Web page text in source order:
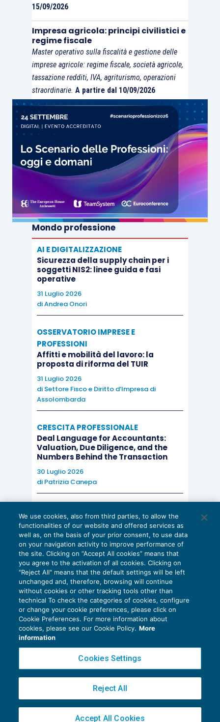
15/09/2026
Impresa agricola: principi civilistici e
regime fiscale
Master operativo sulla fiscalità e gestione delle
imprese agricole: regime fiscale, società agricole,
tassazione redditi, IVA, agriturismo, operazioni
straordinarie. A partire dal 10/09/2026
Mondo professione
AI E DIGITALIZZAZIONE
Sicurezza della supply chain per i
soggetti NIS2: linee guida e fasi
operative
31 Luglio 2026
diAndrea Onori
OSSERVATORIO IMPRESE E
PROFESSIONI
Affitti e mobilità del lavoro: la
proposta di riforma del TUIR
31 Luglio 2026
di Settore Fisco e Diritto d’Impresa di
Assolombarda
CRESCITA PROFESSIONALE
Deal Language for Accountants:
Valuation, Due Diligence, and the
Numbers Behind the Transaction
30 Luglio 2026
di Patrizia Canepa
EU AI Act e studi professionali: le
scadenze concrete
27 Luglio 2026
di Diego BarberieStefano Dovier
Privacy Policy
Cookie Policy
Copyright 2016 ©Gruppo Euroconference S.p.A.v2.32.4
Piazza Luigi Einaudi, 10N01 - 20124 Milano - info@ecnews.it
02776120236
We use cookies, also from third parties, to allow the
functionalities of our website and offered services as
well as, on the basis of your prior consent, to use data
on your navigation activity to improve performance of
the site. Clicking on “Accept All cookies” means that
you agree to the activation of all cookies. Clicking on
"Reject All" means that the default settings will be left
unchanged and, therefore, browsing will continue
without cookies or other tracking tools other than
technical To check the categories of cookies, configure
or change your cookie preferences, please click on
Cookie Preferences. For more information about
cookies, please see our Cookie Policy. More
information
Cookies Settings
Reject All
Accept All Cookies